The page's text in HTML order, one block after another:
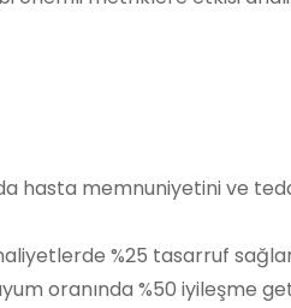
hasta memnuniyetini ve
%25 tasarruf
oranında %50 iyileşme